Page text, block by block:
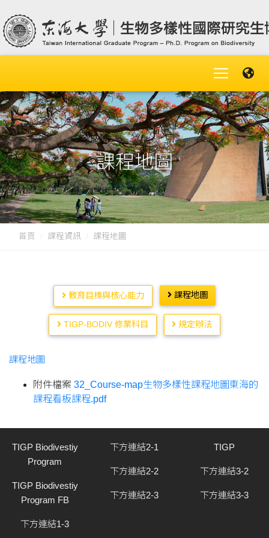
課程地圖
首頁 課程資訊 課程地圖
教育目標與核心能力 課程地圖
TIGP-BODIV 修業科目 規定辦法
課程地圖
附件檔案 32_Course-map生物多樣性課程地圖東海的
課程看板課程.pdf
TIGP Biodivestiy
Program
TIGP Biodivestiy
Program FB
下方連結1-3
下方連結2-1
下方連結2-2
下方連結2-3
TIGP
下方連結3-2
下方連結3-3